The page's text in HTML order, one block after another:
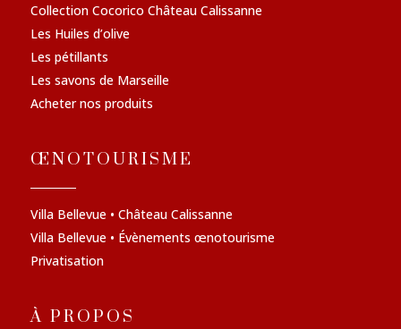
Collection Cocorico Château Calissanne
Les Huiles d’olive
Les pétillants
Les savons de Marseille
Acheter nos produits
ŒNOTOURISME
Villa Bellevue • Château Calissanne
Villa Bellevue • Évènements œnotourisme
Privatisation
À PROPOS